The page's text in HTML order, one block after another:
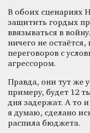
В обоих сценариях
защитить гордых
ввязываться в
ничего не остаётся,
переговоров с
агрессором.
Правда, они тут же
примеру, будет 12
дня задержат. А то
я думаю, сделано
распила бюджета.